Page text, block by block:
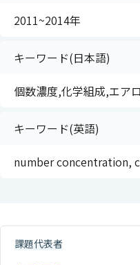
2011~2014年
キーワード(日本語)
個数濃度,化学組成,エア
キーワード(英語)
number concentration,
課題代表者